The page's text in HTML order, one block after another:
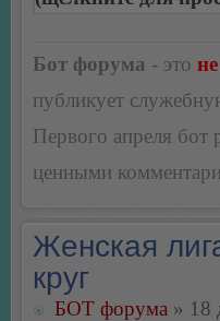
Бот форума - это не
публикует
Первого апреля бот
ценными
Женская
круг
БОТ форума » 18